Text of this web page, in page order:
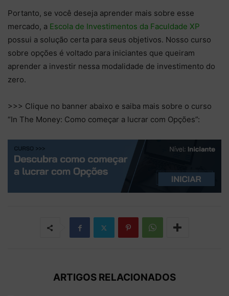
Portanto, se você deseja aprender mais sobre esse
mercado, a Escola de Investimentos da Faculdade XP
possui a solução certa para seus objetivos. Nosso curso
sobre opções é voltado para iniciantes que queiram
aprender a investir nessa modalidade de investimento do
zero.
>>> Clique no banner abaixo e saiba mais sobre o curso
“In The Money: Como começar a lucrar com Opções”:
ARTIGOS RELACIONADOS